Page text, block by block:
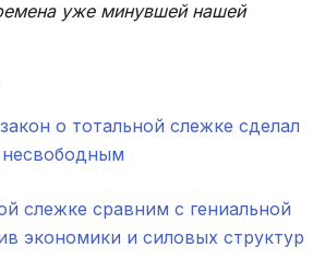
уже минувшей нашей
о тотальной слежке сделал
слежке сравним с гениальной
экономики и силовых структур